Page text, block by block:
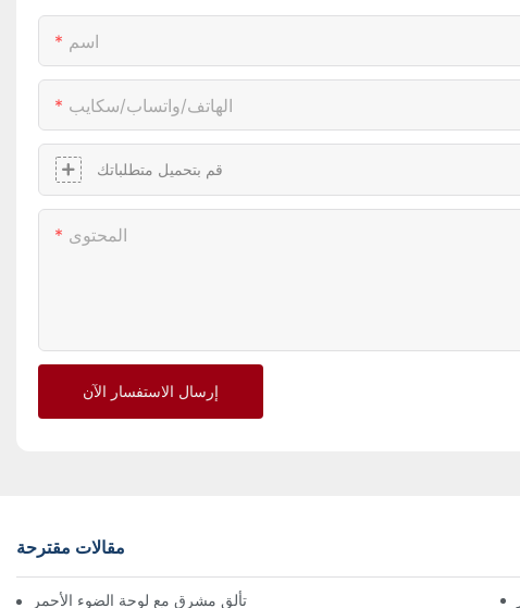
اسم
الهاتف/واتساب/سكايب
قم بتحميل متطلباتك
المحتوى
إرسال الاستفسار الآن
مقالات مقترحة